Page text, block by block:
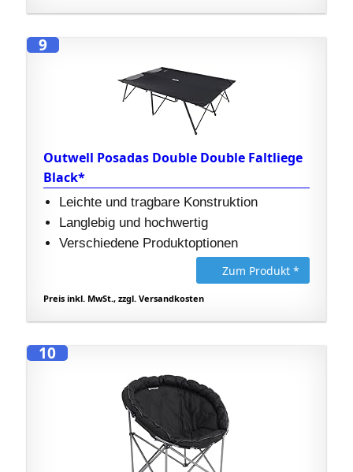
9
Outwell Posadas Double Double Faltliege
Black*
Leichte und tragbare Konstruktion
Langlebig und hochwertig
Verschiedene Produktoptionen
Zum Produkt *
Preis inkl. MwSt., zzgl. Versandkosten
10